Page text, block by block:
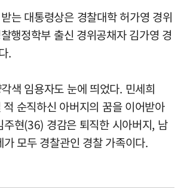
는 대통령상은 경찰대학 허가영 경위
행정학부 출신 경위공채자 김가영 경
.
색 임용자도 눈에 띄었다. 민세희
순직하신 아버지의 꿈을 이어받아
주현(36) 경감은 퇴직한 시아버지, 남
모두 경찰관인 경찰 가족이다.